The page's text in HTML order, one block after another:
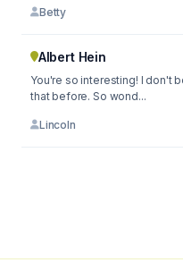
Betty
Albert Hein
You're so interesting! I don't
that before. So wond...
Lincoln